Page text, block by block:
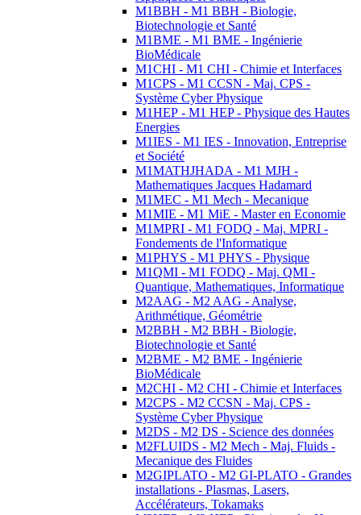
M1BBH - M1 BBH - Biologie,
Biotechnologie et Santé
M1BME - M1 BME - Ingénierie
BioMédicale
M1CHI - M1 CHI - Chimie et Interfaces
M1CPS - M1 CCSN - Maj. CPS -
Système Cyber Physique
M1HEP - M1 HEP - Physique des Hautes
Energies
M1IES - M1 IES - Innovation, Entreprise
et Société
M1MATHJHADA - M1 MJH -
Mathematiques Jacques Hadamard
M1MEC - M1 Mech - Mecanique
M1MIE - M1 MiE - Master en Economie
M1MPRI - M1 FODQ - Maj. MPRI -
Fondements de l'Informatique
M1PHYS - M1 PHYS - Physique
M1QMI - M1 FODQ - Maj. QMI -
Quantique, Mathematiques, Informatique
M2AAG - M2 AAG - Analyse,
Arithmétique, Géométrie
M2BBH - M2 BBH - Biologie,
Biotechnologie et Santé
M2BME - M2 BME - Ingénierie
BioMédicale
M2CHI - M2 CHI - Chimie et Interfaces
M2CPS - M2 CCSN - Maj. CPS -
Système Cyber Physique
M2DS - M2 DS - Science des données
M2FLUIDS - M2 Mech - Maj. Fluids -
Mecanique des Fluides
M2GIPLATO - M2 GI-PLATO - Grandes
installations - Plasmas, Lasers,
Accélérateurs, Tokamaks